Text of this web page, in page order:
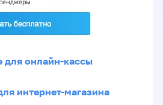
для онлайн-кассы
интернет-магазина